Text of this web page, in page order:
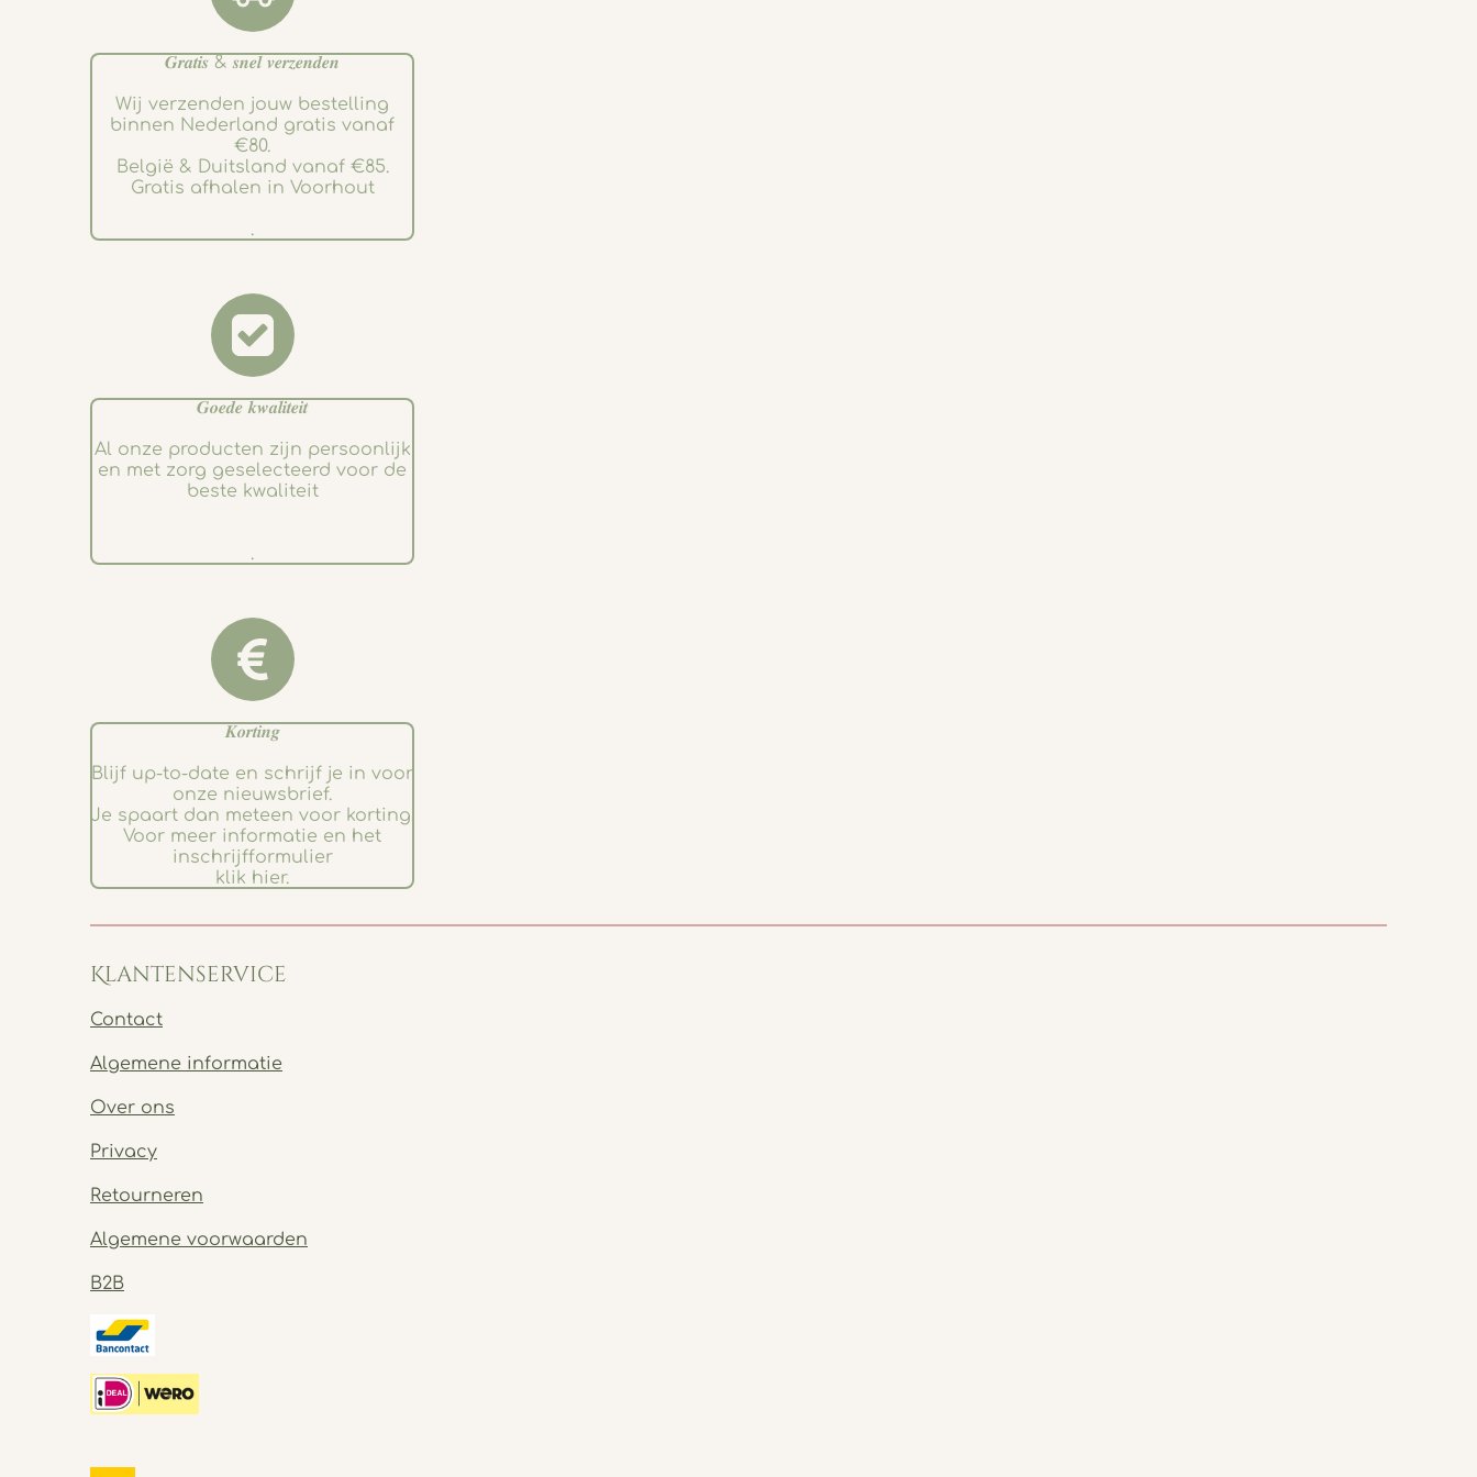
𝑮𝒓𝒂𝒕𝒊𝒔 & 𝒔𝒏𝒆𝒍 𝒗𝒆𝒓𝒛𝒆𝒏𝒅𝒆𝒏
Wij verzenden jouw bestelling
binnen Nederland gratis vanaf
€80.
België & Duitsland vanaf €85.
Gratis afhalen in Voorhout
.
𝑮𝒐𝒆𝒅𝒆 𝒌𝒘𝒂𝒍𝒊𝒕𝒆𝒊𝒕
Al onze producten zijn persoonlijk
en met zorg geselecteerd voor de
beste kwaliteit
.
𝑲𝒐𝒓𝒕𝒊𝒏𝒈
Blijf up-to-date en schrijf je in voor
onze nieuwsbrief.
Je spaart dan meteen voor korting.
Voor meer informatie en het
inschrijfformulier
klik hier.
Klantenservice
Contact
Algemene informatie
Over ons
Privacy
Retourneren
Algemene voorwaarden
B2B